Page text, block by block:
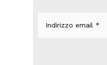
email